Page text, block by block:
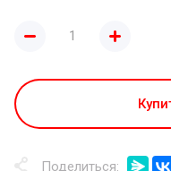
Поделиться: